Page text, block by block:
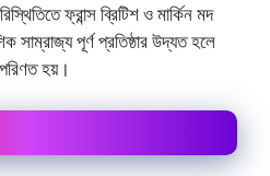
ফ্রান্স ব্রিটিশ ও মার্কিন মদ
সাম্রাজ্য পূর্ণ প্রতিষ্ঠার উদ্যত হলে
পরিণত হয়।